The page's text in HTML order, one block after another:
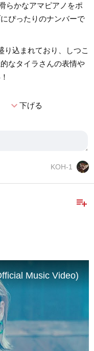
らかなアマピアノをポ
ぴったりのナンバーで
り込まれており、しつこ
なタイラさんの表情や
expand_more下げる
KOH-1
playlist_add
Music Video)